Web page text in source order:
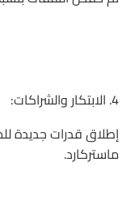
4. الابتكار والشراكات:
إطلاق قدرات جديدة
ماستركارد.